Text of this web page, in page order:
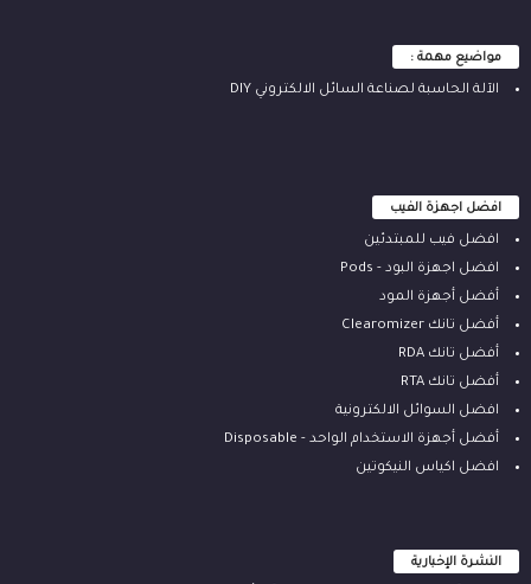
مواضيع مهمة :
الآلة ‫الحاسبة لصناعة السائل الالكتروني‬ DIY
افضل اجهزة الفيب
افضل فيب للمبتدئين
افضل اجهزة البود - Pods
أفضل أجهزة المود
أفضل تانك Clearomizer
أفضل تانك RDA
أفضل تانك RTA
افضل السوائل الالكترونية
أفضل أجهزة الاستخدام الواحد - Disposable
افضل اكياس النيكوتين
النشرة الإخبارية